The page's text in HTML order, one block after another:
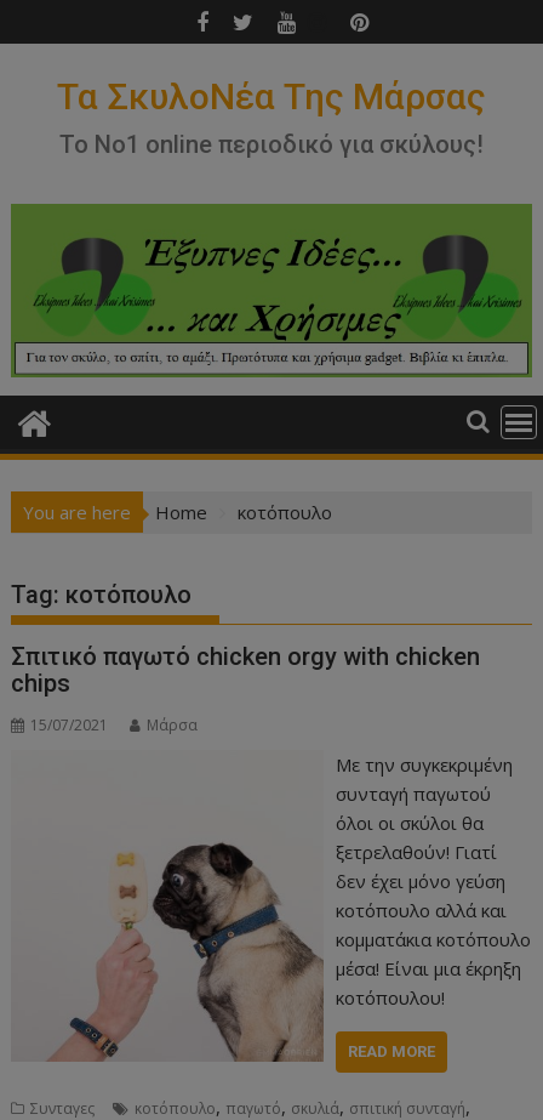
to
Τα ΣκυλοΝέα Της Μάρσας
Το Νο1 online περιοδικό για σκύλους!
You are here Home κοτόπουλο
Tag: κοτόπουλο
Σπιτικό παγωτό chicken orgy with chicken
chips
15/07/2021 Μάρσα
Με την συγκεκριμένη
συνταγή παγωτού
όλοι οι σκύλοι θα
ξετρελαθούν! Γιατί
δεν έχει μόνο γεύση
κοτόπουλο αλλά και
κομματάκια κοτόπουλο
μέσα! Είναι μια έκρηξη
κοτόπουλου!
READ MORE
Συνταγες κοτόπουλο, παγωτό, σκυλιά, σπιτική συνταγή,